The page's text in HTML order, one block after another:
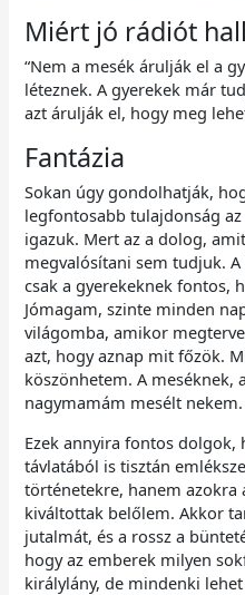
Miért jó rádiót
“Nem a mesék árulják el a
léteznek. A gyerekek már
azt árulják el, hogy meg
Fantázia
Sokan úgy gondolhatják,
legfontosabb tulajdonság
igazuk. Mert az a dolog,
megvalósítani sem tudjuk.
csak a gyerekeknek fontos,
Jómagam, szinte minden
világomba, amikor
azt, hogy aznap mit főzök.
köszönhetem. A
nagymamám mesélt nekem.
Ezek annyira fontos dolgok,
távlatából is tisztán
történetekre, hanem azokra
kiváltottak belőlem. Akkor
jutalmát, és a rossz a
hogy az emberek milyen
királylány, de mindenki